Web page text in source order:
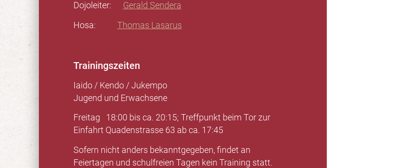
Dojoleiter: Gerald Sendera
Hosa: Thomas Lasarus
Trainingszeiten
Iaido / Kendo / Jukempo
Jugend und Erwachsene
Freitag 18:00 bis ca. 20:15; Treffpunkt beim Tor zur
Einfahrt Quadenstrasse 63 ab ca. 17:45
Sofern nicht anders bekanntgegeben, findet an
Feiertagen und schulfreien Tagen kein Training statt.